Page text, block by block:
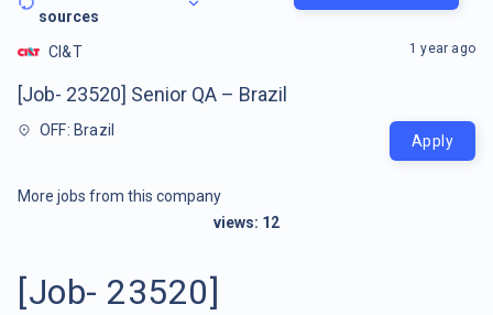
sources
CI&T
[Job- 23520] Senior QA – Brazil
OFF: Brazil
1 year ago
Apply
More jobs from this company
views: 12
[Job- 23520]